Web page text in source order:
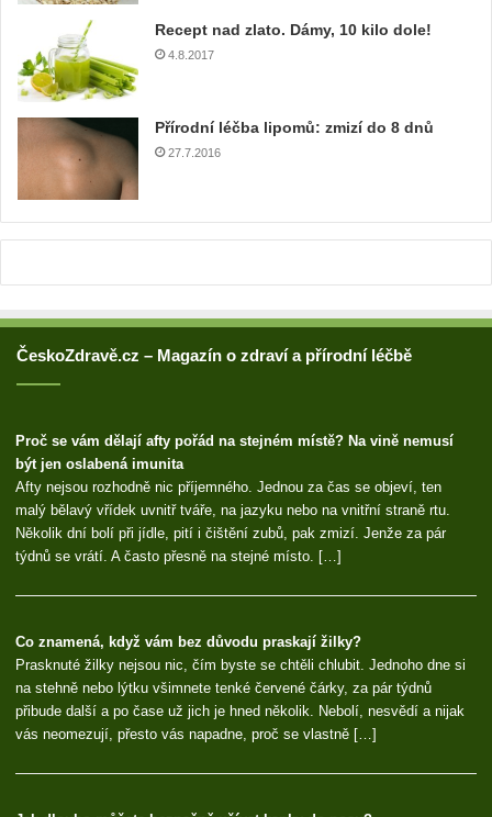
d
r
Recept nad zlato. Dámy, 10 kilo dole!
4.8.2017
Přírodní léčba lipomů: zmizí do 8 dnů
27.7.2016
ČeskoZdravě.cz – Magazín o zdraví a přírodní léčbě
Proč se vám dělají afty pořád na stejném místě? Na vině nemusí
být jen oslabená imunita
Afty nejsou rozhodně nic příjemného. Jednou za čas se objeví, ten
malý bělavý vřídek uvnitř tváře, na jazyku nebo na vnitřní straně rtu.
Několik dní bolí při jídle, pití i čištění zubů, pak zmizí. Jenže za pár
týdnů se vrátí. A často přesně na stejné místo. […]
Co znamená, když vám bez důvodu praskají žilky?
Prasknuté žilky nejsou nic, čím byste se chtěli chlubit. Jednoho dne si
na stehně nebo lýtku všimnete tenké červené čárky, za pár týdnů
přibude další a po čase už jich je hned několik. Nebolí, nesvědí a nijak
vás neomezují, přesto vás napadne, proč se vlastně […]